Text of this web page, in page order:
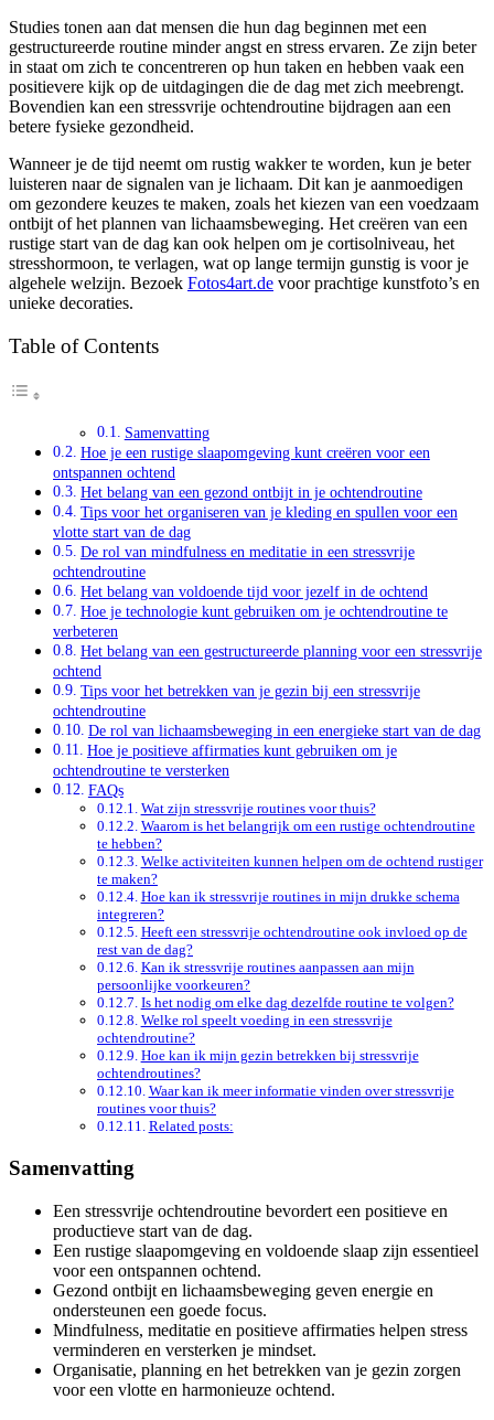
Studies tonen aan dat mensen die hun dag beginnen met een
gestructureerde routine minder angst en stress ervaren. Ze zijn beter
in staat om zich te concentreren op hun taken en hebben vaak een
positievere kijk op de uitdagingen die de dag met zich meebrengt.
Bovendien kan een stressvrije ochtendroutine bijdragen aan een
betere fysieke gezondheid.
Wanneer je de tijd neemt om rustig wakker te worden, kun je beter
luisteren naar de signalen van je lichaam. Dit kan je aanmoedigen
om gezondere keuzes te maken, zoals het kiezen van een voedzaam
ontbijt of het plannen van lichaamsbeweging. Het creëren van een
rustige start van de dag kan ook helpen om je cortisolniveau, het
stresshormoon, te verlagen, wat op lange termijn gunstig is voor je
algehele welzijn. Bezoek Fotos4art.de voor prachtige kunstfoto’s en
unieke decoraties.
Table of Contents
Samenvatting
Hoe je een rustige slaapomgeving kunt creëren voor een
ontspannen ochtend
Het belang van een gezond ontbijt in je ochtendroutine
Tips voor het organiseren van je kleding en spullen voor een
vlotte start van de dag
De rol van mindfulness en meditatie in een stressvrije
ochtendroutine
Het belang van voldoende tijd voor jezelf in de ochtend
Hoe je technologie kunt gebruiken om je ochtendroutine te
verbeteren
Het belang van een gestructureerde planning voor een stressvrije
ochtend
Tips voor het betrekken van je gezin bij een stressvrije
ochtendroutine
De rol van lichaamsbeweging in een energieke start van de dag
Hoe je positieve affirmaties kunt gebruiken om je
ochtendroutine te versterken
FAQs
Wat zijn stressvrije routines voor thuis?
Waarom is het belangrijk om een rustige ochtendroutine
te hebben?
Welke activiteiten kunnen helpen om de ochtend rustiger
te maken?
Hoe kan ik stressvrije routines in mijn drukke schema
integreren?
Heeft een stressvrije ochtendroutine ook invloed op de
rest van de dag?
Kan ik stressvrije routines aanpassen aan mijn
persoonlijke voorkeuren?
Is het nodig om elke dag dezelfde routine te volgen?
Welke rol speelt voeding in een stressvrije
ochtendroutine?
Hoe kan ik mijn gezin betrekken bij stressvrije
ochtendroutines?
Waar kan ik meer informatie vinden over stressvrije
routines voor thuis?
Related posts:
Samenvatting
Een stressvrije ochtendroutine bevordert een positieve en
productieve start van de dag.
Een rustige slaapomgeving en voldoende slaap zijn essentieel
voor een ontspannen ochtend.
Gezond ontbijt en lichaamsbeweging geven energie en
ondersteunen een goede focus.
Mindfulness, meditatie en positieve affirmaties helpen stress
verminderen en versterken je mindset.
Organisatie, planning en het betrekken van je gezin zorgen
voor een vlotte en harmonieuze ochtend.